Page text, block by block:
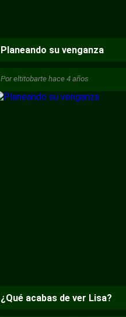
Planeando su venganza
Poreltitobartehace 4 años
¿Qué acabas de ver Lisa?